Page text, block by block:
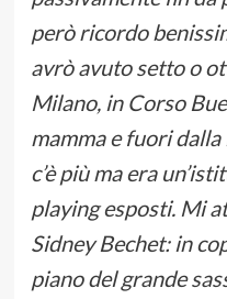
però ricordo
avrò avuto setto o
Milano, in Corso
mamma e fuori
c’è più ma era
playing esposti. Mi
Sidney Bechet: in
piano del grande